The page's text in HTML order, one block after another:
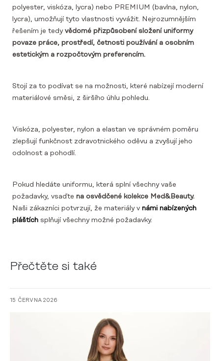
polyester, viskóza, lycra) nebo PREMIUM (bavlna, nylon,
lycra), umožňují tyto vlastnosti vyvážit. Nejrozumnějším
řešením je tedyvědomé přizpůsobení složení uniformy
povaze práce, prostředí, četnosti používání a osobním
estetickým a rozpočtovým preferencím.
Stojí za to podívat se na možnosti, které nabízejí moderní
materiálové směsi, z širšího úhlu pohledu.
Viskóza, polyester, nylon a elastan ve správném poměru
zlepšují funkčnost zdravotnického oděvu a zvyšují jeho
odolnost a pohodlí.
Pokud hledáte uniformu, která splní všechny vaše
požadavky, vsaďte na osvědčené kolekce Med&Beauty.
Naši zákazníci potvrzují, že materiály v námi nabízených
pláštích splňují všechny možné požadavky.
Přečtěte si také
15 ČERVNA 2026